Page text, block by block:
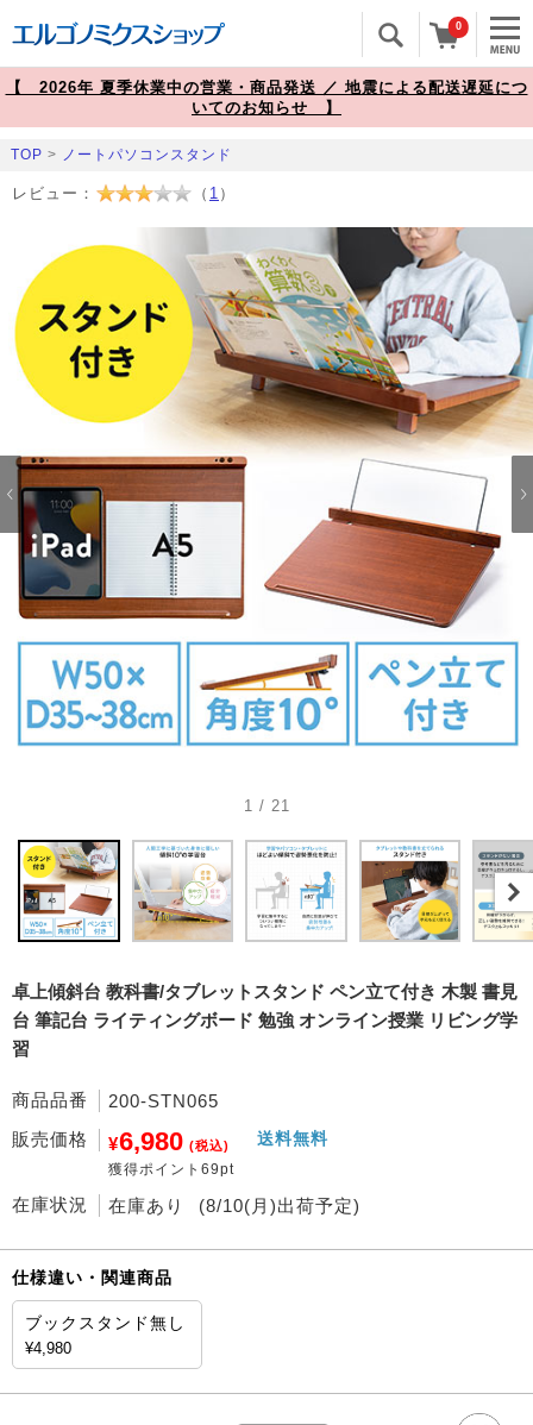
0
【 2026年 夏季休業中の営業・商品発送 ／ 地震による配送遅延につ
いてのお知らせ 】
TOP > ノートパソコンスタンド
レビュー： （ 1 ）
1 / 21
卓上傾斜台 教科書/タブレットスタンド ペン立て付き 木製 書見
台 筆記台 ライティングボード 勉強 オンライン授業 リビング学
習
商品品番
200-STN065
販売価格
¥6,980 (税込)
獲得ポイント69pt
送料無料
在庫状況 在庫あり (8/10(月)出荷予定)
仕様違い・関連商品
ブックスタンド無し
¥4,980